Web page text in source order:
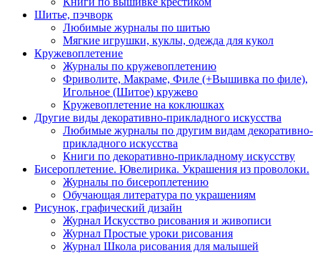
Шитье, пэчворк
Любимые журналы по шитью
Мягкие игрушки, куклы, одежда для кукол
Кружевоплетение
Журналы по кружевоплетению
Фриволите, Макраме, Филе (+Вышивка по филе),
Игольное (Шитое) кружево
Кружевоплетение на коклюшках
Другие виды декоративно-прикладного искусства
Любимые журналы по другим видам декоративно-
прикладного искусства
Книги по декоративно-прикладному искусству
Бисероплетение. Ювелирика. Украшения из проволоки.
Журналы по бисероплетению
Обучающая литература по украшениям
Рисунок, графический дизайн
Журнал Искусство рисования и живописи
Журнал Простые уроки рисования
Журнал Школа рисования для малышей